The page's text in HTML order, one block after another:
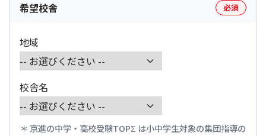
希望校舎 必須
地域
校舎名
京進の中学・高校受験TOPΣ は小中学生対象の集団指導の